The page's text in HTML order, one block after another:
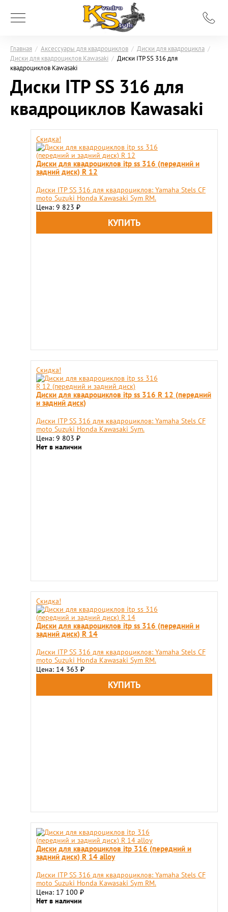
Главная / Аксессуары для квадроциклов / Диски для квадроцикла /
Диски для квадроциклов Kawasaki / Диски ITP SS 316 для
квадроциклов Kawasaki
Диски ITP SS 316 для
квадроциклов Kawasaki
Скидка!
Диски для квадроциклов itp ss 316 (передний и
задний диск) R 12
Диски ITP SS 316 для квадроциклов: Yamaha Stels CF
moto Suzuki Honda Kawasaki Sym RM.
Цена: 9 823 ₽
Скидка!
Диски для квадроциклов itp ss 316 R 12 (передний
и задний диск)
Диски ITP SS 316 для квадроциклов: Yamaha Stels CF
moto Suzuki Honda Kawasaki Sym.
Цена: 9 803 ₽
Нет в наличии
Скидка!
Диски для квадроциклов itp ss 316 (передний и
задний диск) R 14
Диски ITP SS 316 для квадроциклов: Yamaha Stels CF
moto Suzuki Honda Kawasaki Sym RM.
Цена: 14 363 ₽
Диски для квадроциклов itp 316 (передний и
задний диск) R 14 alloy
Диски ITP SS 316 для квадроциклов: Yamaha Stels CF
moto Suzuki Honda Kawasaki Sym RM.
Цена: 17 100 ₽
Нет в наличии